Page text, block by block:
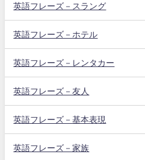
英語フレーズ－スラング
英語フレーズ－ホテル
英語フレーズ－レンタカー
英語フレーズ－友人
英語フレーズ－基本表現
英語フレーズ－家族